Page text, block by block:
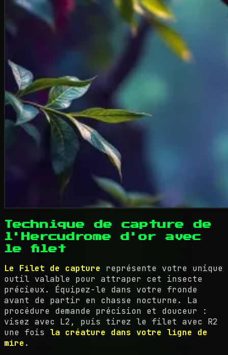
Technique de capture de
l'Hercudrome d'or avec
le filet
Le Filet de capture représente votre unique
outil valable pour attraper cet insecte
précieux. Équipez-le dans votre fronde
avant de partir en chasse nocturne. La
procédure demande précision et douceur :
visez avec L2, puis tirez le filet avec R2
une fois la créature dans votre ligne de
mire .